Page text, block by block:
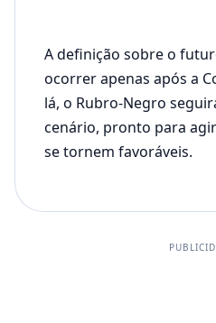
A definição sobre o
ocorrer apenas após a
lá, o Rubro-Negro
cenário, pronto para
se tornem favoráveis.